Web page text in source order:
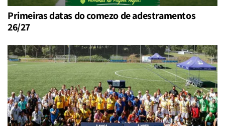
Primeiras datas do comezo de adestramentos
26/27